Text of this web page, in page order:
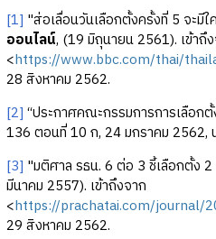
[1] "ส่อเลื่อนวันเลือกตั้งครั้งที่ 5 จะมีใ
ออนไลน์, (19 มิถุนายน 2561). เข้าถึ
<https://www.bbc.com/thai/
28 สิงหาคม 2562.
[2] “ประกาศคณะกรรมการการเลือกตั้
136 ตอนที่ 10 ก, 24 มกราคม 2562,
[3] "มติศาล รธน. 6 ต่อ 3 ชี้เลือกตั้ง 2
มีนาคม 2557). เข้าถึงจาก
<https://prachatai.com/journal/
29 สิงหาคม 2562.